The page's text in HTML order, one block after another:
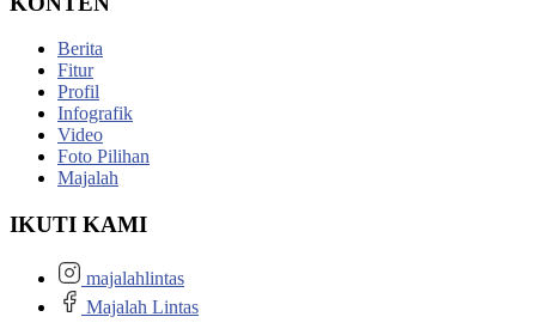
Berita
Fitur
Profil
Infografik
Video
Foto Pilihan
Majalah
IKUTI KAMI
majalahlintas
Majalah Lintas